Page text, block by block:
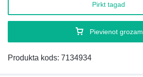
Pievienot grozam
Pirkt tagad
Produkta kods: 7134934